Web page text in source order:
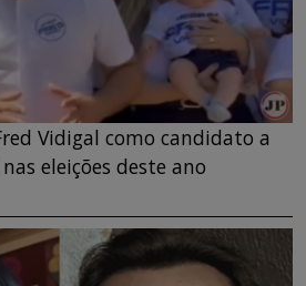
Vidigal como candidato a
eleições deste ano